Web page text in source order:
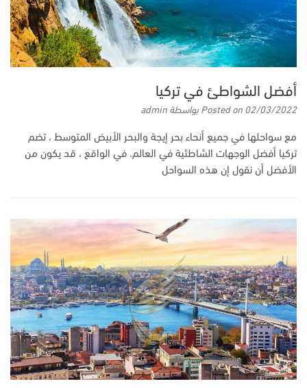
أفضل الشواطئ في تركيا
Posted on02/03/2022 بواسطةadmin
مع سواحلها في جميع أنحاء بحر إيجة والبحر الأبيض المتوسط ​​، تضم
تركيا أفضل الوجهات الشاطئية في العالم. في الواقع ، قد يكون من
الأفضل أن نقول إن هذه السواحل